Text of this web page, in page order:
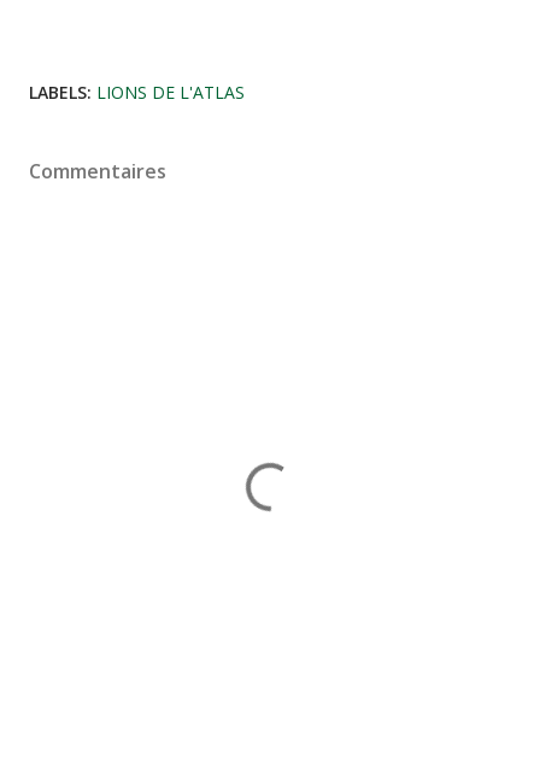
LABELS: LIONS DE L'ATLAS
Commentaires